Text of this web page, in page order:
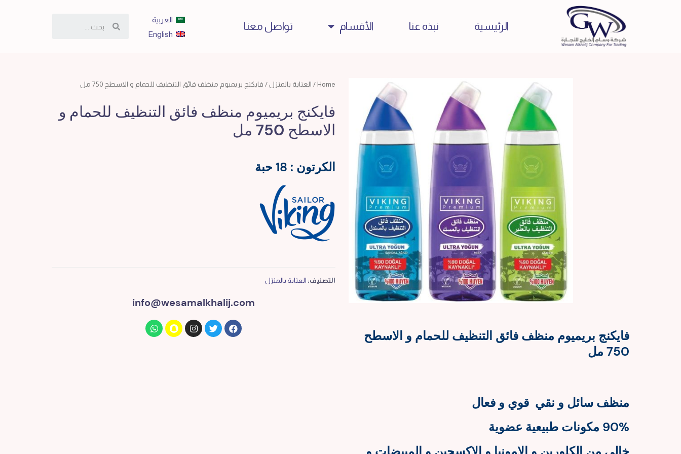
الرئيسية نبذه عنا الأقسام تواصل معنا
العربية
English
فايكنج بريميوم منظف فائق التنظيف للحمام و الاسطح
750 مل
منظف سائل و نقي قوي و فعال
90% مكونات طبيعية عضوية
Home
/ العناية بالمنزل / فايكنج بريميوم منظف فائق التنظيف للحمام و الاسطح 750 مل
فايكنج بريميوم منظف فائق التنظيف للحمام و
الاسطح 750 مل
الكرتون : 18 حبة
التصنيف: العناية بالمنزل
info@wesamalkhalij.com